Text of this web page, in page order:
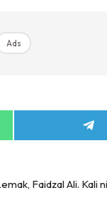
Ads
on
Faidzal Ali.